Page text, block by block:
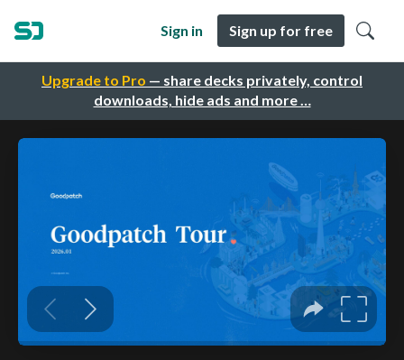
Upgrade to Pro — share decks privately, control
downloads, hide ads and more …
Sign in Sign up for free